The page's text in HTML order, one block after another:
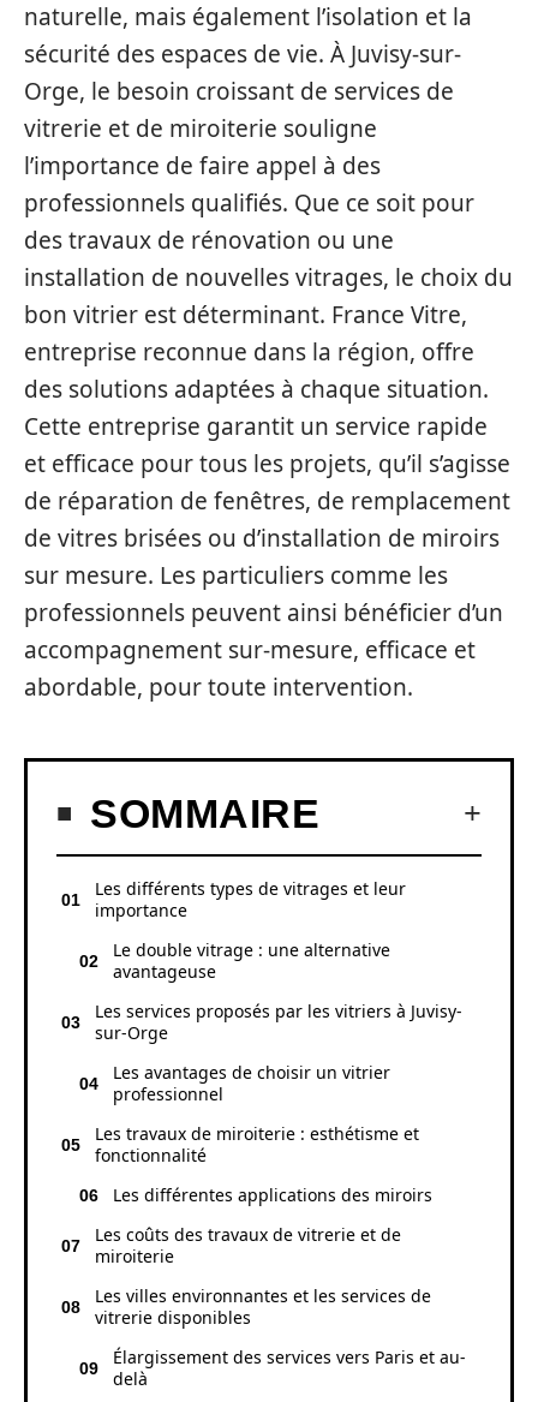
naturelle, mais également l’isolation et la
sécurité des espaces de vie. À Juvisy-sur-
Orge, le besoin croissant de services de
vitrerie et de miroiterie souligne
l’importance de faire appel à des
professionnels qualifiés. Que ce soit pour
des travaux de rénovation ou une
installation de nouvelles vitrages, le choix du
bon vitrier est déterminant. France Vitre,
entreprise reconnue dans la région, offre
des solutions adaptées à chaque situation.
Cette entreprise garantit un service rapide
et efficace pour tous les projets, qu’il s’agisse
de réparation de fenêtres, de remplacement
de vitres brisées ou d’installation de miroirs
sur mesure. Les particuliers comme les
professionnels peuvent ainsi bénéficier d’un
accompagnement sur-mesure, efficace et
abordable, pour toute intervention.
SOMMAIRE
Les différents types de vitrages et leur
importance
Le double vitrage : une alternative
avantageuse
Les services proposés par les vitriers à Juvisy-
sur-Orge
Les avantages de choisir un vitrier
professionnel
Les travaux de miroiterie : esthétisme et
fonctionnalité
Les différentes applications des miroirs
Les coûts des travaux de vitrerie et de
miroiterie
Les villes environnantes et les services de
vitrerie disponibles
Élargissement des services vers Paris et au-
delà